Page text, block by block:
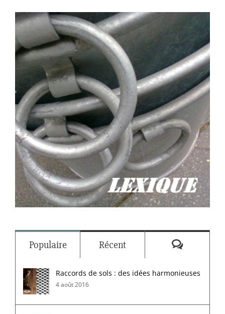
Populaire Récent
Raccords de sols : des idées harmonieuses
4 août 2016